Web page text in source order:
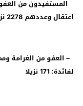
المستفيدون من
اعتقال وعددهم 2278 نزيلا وذلك على النحو التالي :
– العفو من الغرامة
لفائدة: 171 نزيلا